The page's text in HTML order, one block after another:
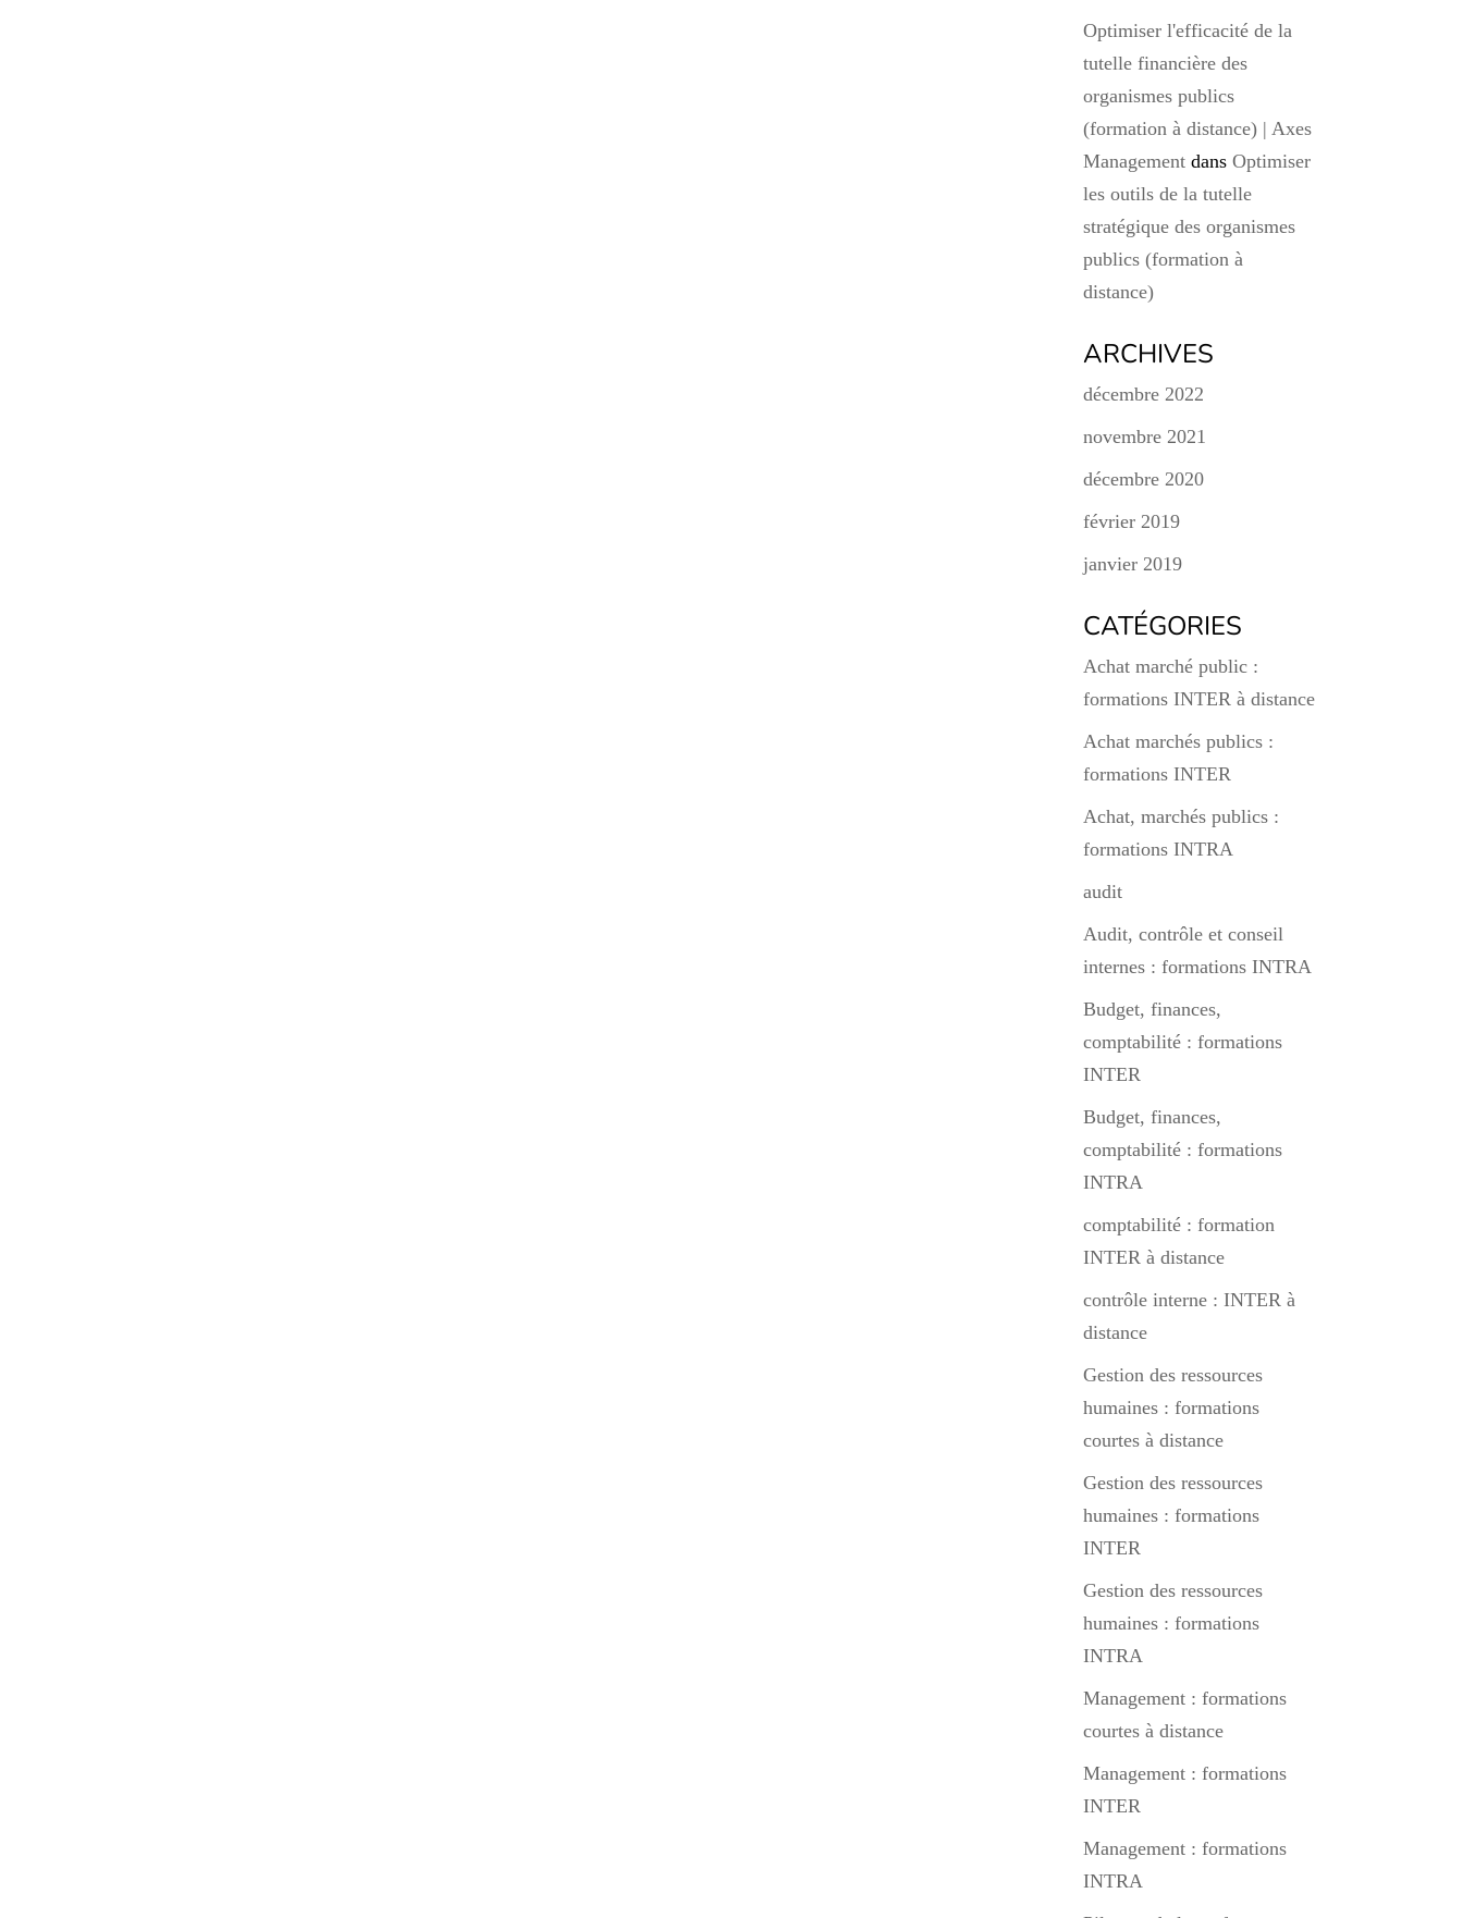
Optimiser l'efficacité de la
tutelle financière des
organismes publics
(formation à distance) | Axes
Managementdans Optimiser
les outils de la tutelle
stratégique des organismes
publics (formation à
distance)
ARCHIVES
décembre 2022
novembre 2021
décembre 2020
février 2019
janvier 2019
CATÉGORIES
Achat marché public :
formations INTER à distance
Achat marchés publics :
formations INTER
Achat, marchés publics :
formations INTRA
audit
Audit, contrôle et conseil
internes : formations INTRA
Budget, finances,
comptabilité : formations
INTER
Budget, finances,
comptabilité : formations
INTRA
comptabilité : formation
INTER à distance
contrôle interne : INTER à
distance
Gestion des ressources
humaines : formations
courtes à distance
Gestion des ressources
humaines : formations
INTER
Gestion des ressources
humaines : formations
INTRA
Management : formations
courtes à distance
Management : formations
INTER
Management : formations
INTRA